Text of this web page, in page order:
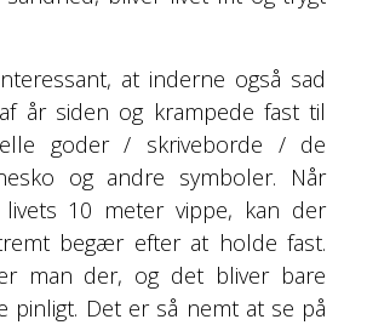
at inderne også sad
år siden og krampede fast til
goder / skriveborde / de
og andre symboler. Når
10 meter vippe, kan der
begær efter at holde fast.
man der, og det bliver bare
pinligt. Det er så nemt at se på